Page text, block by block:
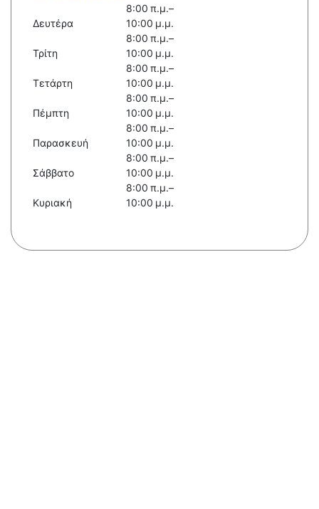
Δευτέρα
8:00 π.μ.–
10:00 μ.μ.
Τρίτη
8:00 π.μ.–
10:00 μ.μ.
Τετάρτη
8:00 π.μ.–
10:00 μ.μ.
Πέμπτη
8:00 π.μ.–
10:00 μ.μ.
Παρασκευή
8:00 π.μ.–
10:00 μ.μ.
Σάββατο
8:00 π.μ.–
10:00 μ.μ.
Κυριακή
8:00 π.μ.–
10:00 μ.μ.